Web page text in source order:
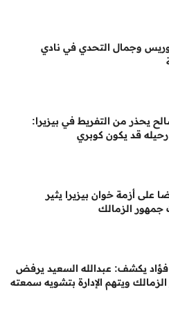
وجمال التحدي في نادي
يحذر من التفريط في بيزيرا:
قد يكون كوبري
على أزمة خوان بيزيرا يثير
جمهور الزمالك
يكشف: عبدالله السعيد يرفض
ويتهم الإدارة بتشويه سمعته